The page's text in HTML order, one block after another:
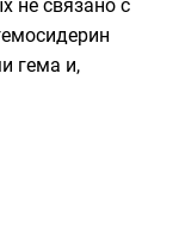
не связано с
гема и,